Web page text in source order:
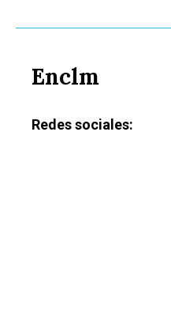
Enclm
Redes sociales: